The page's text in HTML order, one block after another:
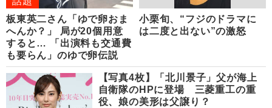
板東英二さん「ゆで卵おま
へんか？」 局が20個用意
すると… 「出演料も交通費
も要らん」のゆで卵伝説
小栗旬、“フジのドラマに
は二度と出ない”の激怒
【写真4枚】「北川景子」父が海上
自衛隊のHPに登場 三菱重工の重
役、娘の美形は父譲り？